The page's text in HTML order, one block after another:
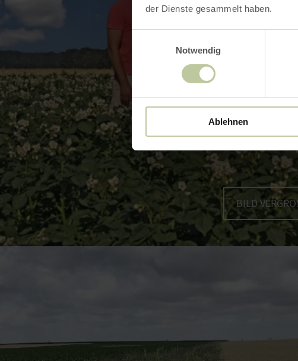
der Dienste gesammelt haben.
Notwendig
Ablehnen
BILD